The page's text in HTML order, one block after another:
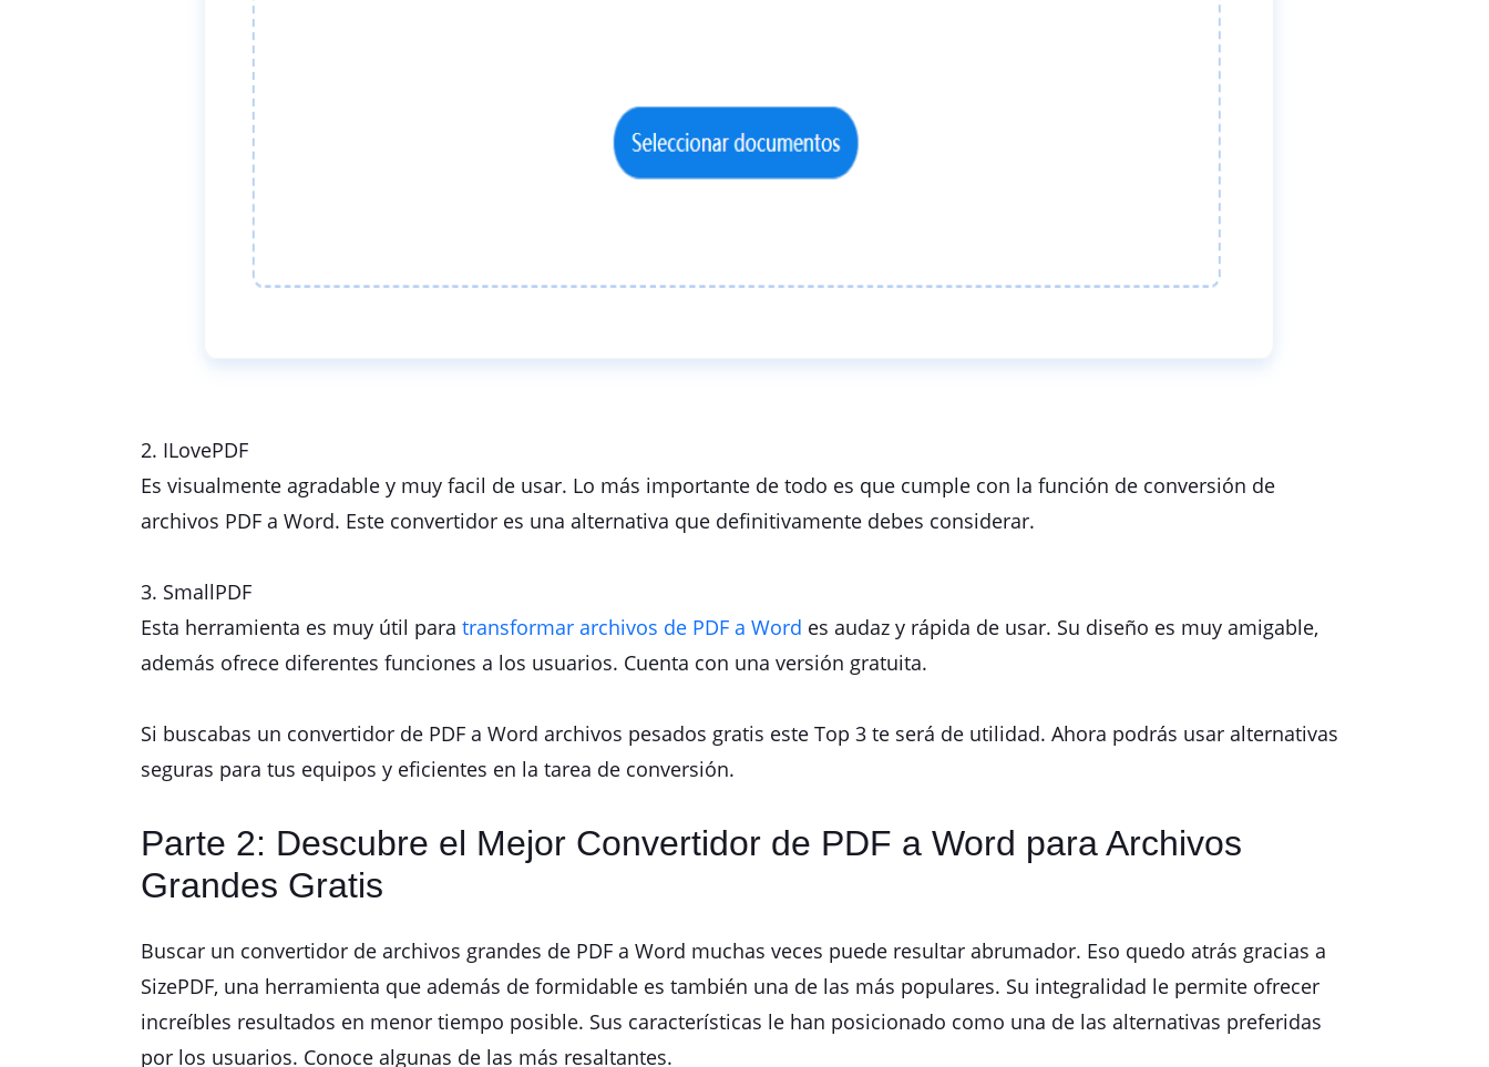
2. ILovePDF
Es visualmente agradable y muy facil de usar. Lo más importante de todo es que cumple con la función de conversión de
archivos PDF a Word. Este convertidor es una alternativa que definitivamente debes considerar.
3. SmallPDF
Esta herramienta es muy útil para transformar archivos de PDF a Word es audaz y rápida de usar. Su diseño es muy amigable,
además ofrece diferentes funciones a los usuarios. Cuenta con una versión gratuita.
Si buscabas un convertidor de PDF a Word archivos pesados gratis este Top 3 te será de utilidad. Ahora podrás usar alternativas
seguras para tus equipos y eficientes en la tarea de conversión.
Parte 2: Descubre el Mejor Convertidor de PDF a Word para Archivos
Grandes Gratis
Buscar un convertidor de archivos grandes de PDF a Word muchas veces puede resultar abrumador. Eso quedo atrás gracias a
SizePDF, una herramienta que además de formidable es también una de las más populares. Su integralidad le permite ofrecer
increíbles resultados en menor tiempo posible. Sus características le han posicionado como una de las alternativas preferidas
por los usuarios. Conoce algunas de las más resaltantes.